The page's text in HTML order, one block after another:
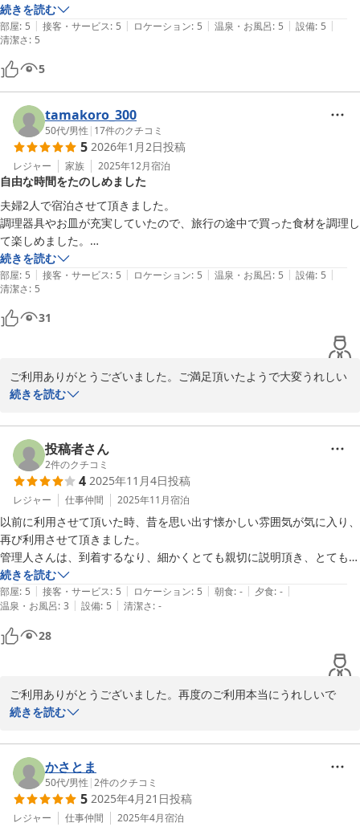
妻とサウナを楽しむ為に訪れましたが
静かに好きなだけ楽しむことができてとても良かったです。
また利用させていただきますのでよろしくお願いします。
続きを読む
部屋: 5 | 接客・サービス: 5 | ロケーション: 5 | 温泉・お風呂: 5 | 設備: 5 |
清潔さ: 5
5
tamakoro_300
50代/男性 | 17件のクチコミ
5 2026年1月2日投稿
レジャー 家族 2025年12月宿泊
自由な時間をたのしめました
夫婦2人で宿泊させて頂きました。
調理器具やお皿が充実していたので、旅行の途中で買った食材を調理し
て楽しめました。
時間に縛られることもなく自由にできるので、リラックスできました。
この様な一棟貸しの設備は大好きです！
続きを読む
部屋: 5 | 接客・サービス: 5 | ロケーション: 5 | 温泉・お風呂: 5 | 設備: 5 |
清潔さ: 5
31
ご利用ありがとうございました。ご満足頂いたようで大変うれしい
です。ご家族、グループで楽しんでいただける宿を目指しています
いります。
ゲストハウス＆サウナ 杜
2026-03-02
続きを読む
投稿者さん
2件のクチコミ
4 2025年11月4日投稿
レジャー 仕事仲間 2025年11月宿泊
以前に利用させて頂いた時、昔を思い出す懐かしい雰囲気が気に入り、
再び利用させて頂きました。
管理人さんは、到着するなり、細かくとても親切に説明頂き、とても良
かったです。サウナはバレルサウナで、木の香りで落ち着き、水風呂の
温度調整可能で、あっというまに整いました。ちょっとびっくりした事
もありましたが、今回も本当にリラックスさせて頂き、最高の旅でし
た。
必ずまた利用させて頂きます。
続きを読む
部屋: 5 | 接客・サービス: 5 | ロケーション: 5 | 朝食: - | 夕食: - |
温泉・お風呂: 3 | 設備: 5 | 清潔さ: -
28
ご利用ありがとうございました。再度のご利用本当にうれしいで
す。リラックスできる施設造りに努めてまいります。機会があれば
ゲストハウス＆サウナ 杜
2025-12-18
続きを読む
かさとま
50代/男性 |2件のクチコミ
5 2025年4月21日投稿
レジャー 仕事仲間 2025年4月宿泊